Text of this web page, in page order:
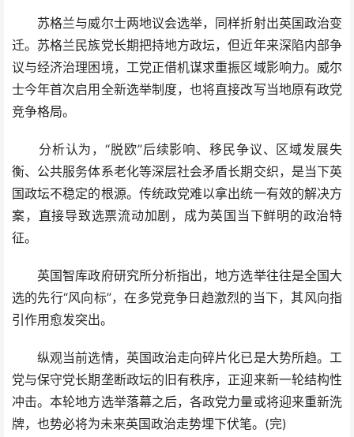
苏格兰与威尔士两地议会选举，同样折射出英国政治变
迁。苏格兰民族党长期把持地方政坛，但近年来深陷内部争
议与经济治理困境，工党正借机谋求重振区域影响力。威尔
士今年首次启用全新选举制度，也将直接改写当地原有政党
竞争格局。
分析认为，“脱欧”后续影响、移民争议、区域发展失
衡、公共服务体系老化等深层社会矛盾长期交织，是当下英
国政坛不稳定的根源。传统政党难以拿出统一有效的解决方
案，直接导致选票流动加剧，成为英国当下鲜明的政治特
征。
英国智库政府研究所分析指出，地方选举往往是全国大
选的先行“风向标”，在多党竞争日趋激烈的当下，其风向指
引作用愈发突出。
纵观当前选情，英国政治走向碎片化已是大势所趋。工
党与保守党长期垄断政坛的旧有秩序，正迎来新一轮结构性
冲击。本轮地方选举落幕之后，各政党力量或将迎来重新洗
牌，也势必将为未来英国政治走势埋下伏笔。(完)